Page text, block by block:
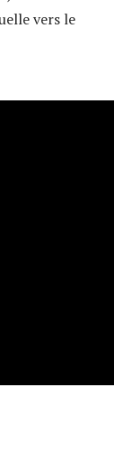
vers le